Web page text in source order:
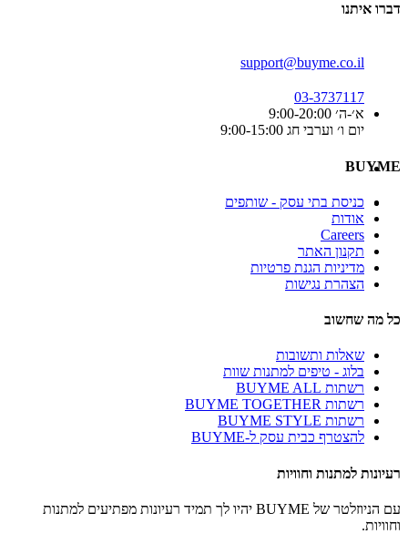
דברו איתנו
support@buyme.co.il
03-3737117
א׳-ה׳ 9:00-20:00
יום ו׳ וערבי חג 9:00-15:00
BUYME
כניסת בתי עסק - שותפים
אודות
Careers
תקנון האתר
מדיניות הגנת פרטיות
הצהרת נגישות
כל מה שחשוב
שאלות ותשובות
בלוג - טיפים למתנות שוות
רשתות BUYME ALL
רשתות BUYME TOGETHER
רשתות BUYME STYLE
להצטרף כבית עסק ל-BUYME
רעיונות למתנות וחוויות
עם הניוזלטר של BUYME יהיו לך תמיד רעיונות מפתיעים למתנות
וחוויות.